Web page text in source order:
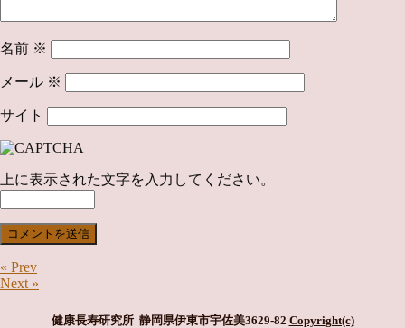
名前 ※
メール ※
サイト
上に表示された文字を入力してください。
« Prev
Next »
健康長寿研究所 静岡県伊東市宇佐美3629-82 Copyright(c)